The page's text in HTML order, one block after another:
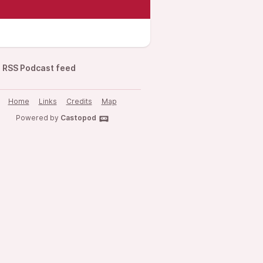
RSS Podcast feed
Home Links Credits
Map
Powered by Castopod